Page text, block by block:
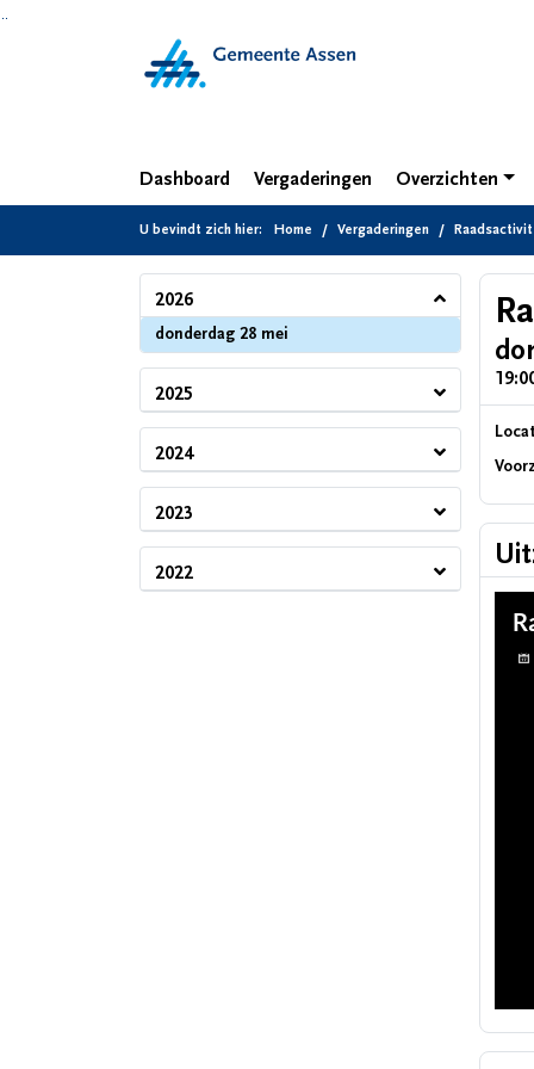
Dashboard Vergaderingen Overzichten
U bevindt zich hier: Home Vergaderingen
2026
donderdag 28 mei
2025
2024
2023
2022